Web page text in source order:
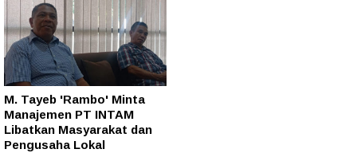
M. Tayeb 'Rambo' Minta
Manajemen PT INTAM
Libatkan Masyarakat dan
Pengusaha Lokal